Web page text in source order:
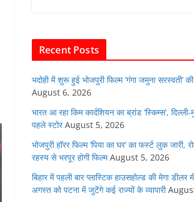
e
o
o
k
p
e
Recent Posts
भदोही में शुरू हुई भोजपुरी फिल्म ‘गंगा जमुना सरस्वती’
August 6, 2026
भारत आ रहा किम कार्दशियन का ब्रांड ‘स्किम्स’,
पहले स्टोर August 5, 2026
भोजपुरी हॉरर फिल्म ‘पिया का घर’ का फर्स्ट लुक जारी,
रहस्य से भरपूर होगी फिल्म August 5, 2026
बिहार में पहली बार प्लास्टिक हाउसहोल्ड की मेगा डीलर
अगस्त को पटना में जुटेंगे कई राज्यों के व्यापारी